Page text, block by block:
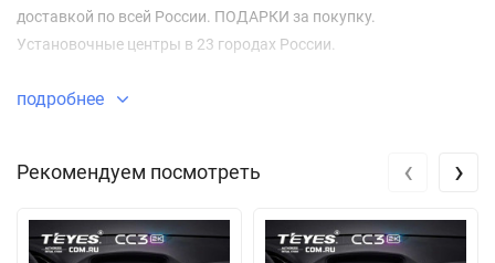
доставкой по всей России. ПОДАРКИ за покупку.
Установочные центры в 23 городах России.
подробнее
Рекомендуем посмотреть ‹ ›